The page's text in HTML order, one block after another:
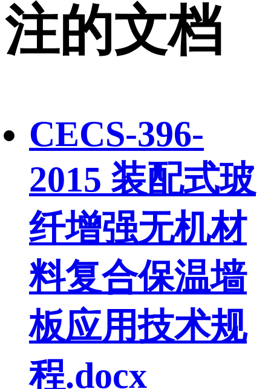
注的文档
CECS-396-
2015 装配式玻
纤增强无机材
料复合保温墙
板应用技术规
程.docx